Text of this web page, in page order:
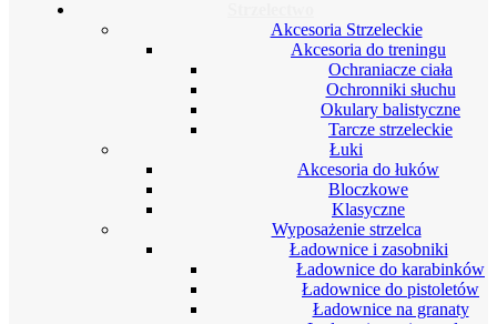
Akcesoria Strzeleckie
Akcesoria do treningu
Ochraniacze ciała
Ochronniki słuchu
Okulary balistyczne
Tarcze strzeleckie
Łuki
Akcesoria do łuków
Bloczkowe
Klasyczne
Wyposażenie strzelca
Ładownice i zasobniki
Ładownice do karabinków
Ładownice do pistoletów
Ładownice na granaty